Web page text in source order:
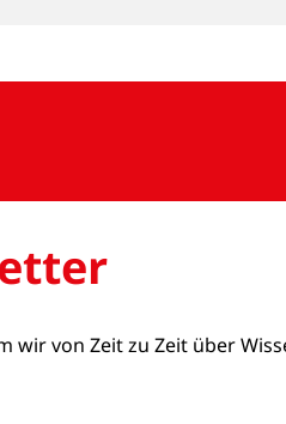
wir von Zeit zu Zeit über